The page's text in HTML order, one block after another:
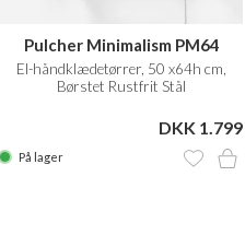
Pulcher Minimalism PM64
El-håndklædetørrer, 50 x64h cm,
Børstet Rustfrit Stål
DKK 1.799
På lager